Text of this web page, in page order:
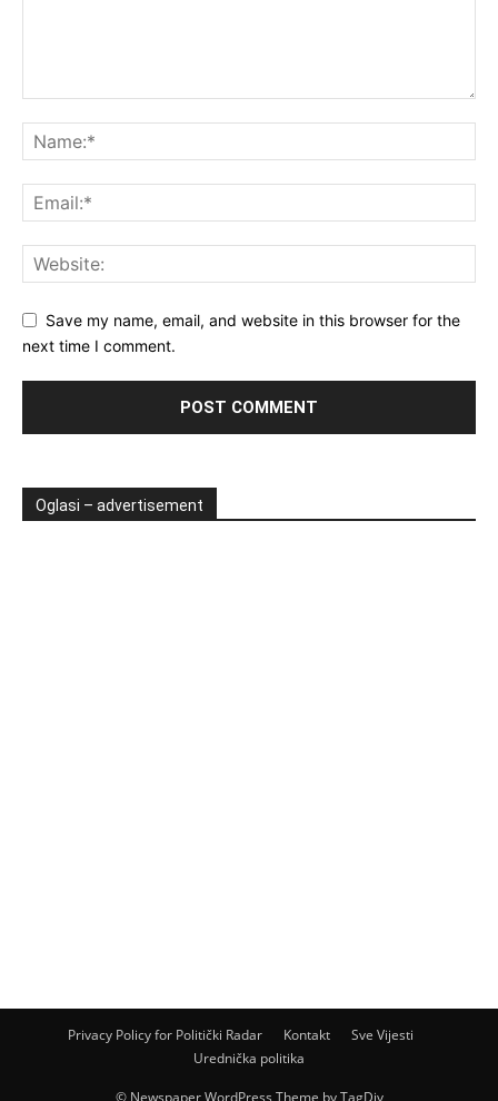
Save my name, email, and website in this browser for the
next time I comment.
Oglasi – advertisement
Privacy Policy for Politički Radar Kontakt
Sve Vijesti
Urednička politika
© Newspaper WordPress Theme by TagDiv